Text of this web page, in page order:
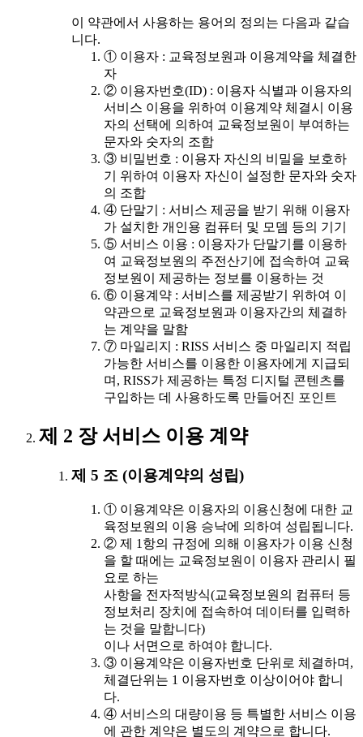
이 약관에서 사용하는 용어의 정의는 다음과 같습
니다.
① 이용자 : 교육정보원과 이용계약을 체결한
자
② 이용자번호(ID) : 이용자 식별과 이용자의
서비스 이용을 위하여 이용계약 체결시 이용
자의 선택에 의하여 교육정보원이 부여하는
문자와 숫자의 조합
③ 비밀번호 : 이용자 자신의 비밀을 보호하
기 위하여 이용자 자신이 설정한 문자와 숫자
의 조합
④ 단말기 : 서비스 제공을 받기 위해 이용자
가 설치한 개인용 컴퓨터 및 모뎀 등의 기기
⑤ 서비스 이용 : 이용자가 단말기를 이용하
여 교육정보원의 주전산기에 접속하여 교육
정보원이 제공하는 정보를 이용하는 것
⑥ 이용계약 : 서비스를 제공받기 위하여 이
약관으로 교육정보원과 이용자간의 체결하
는 계약을 말함
⑦ 마일리지 : RISS 서비스 중 마일리지 적립
가능한 서비스를 이용한 이용자에게 지급되
며, RISS가 제공하는 특정 디지털 콘텐츠를
구입하는 데 사용하도록 만들어진 포인트
제 2 장 서비스 이용 계약
제 5 조 (이용계약의 성립)
① 이용계약은 이용자의 이용신청에 대한 교
육정보원의 이용 승낙에 의하여 성립됩니다.
② 제 1항의 규정에 의해 이용자가 이용 신청
을 할 때에는 교육정보원이 이용자 관리시 필
요로 하는
사항을 전자적방식(교육정보원의 컴퓨터 등
정보처리 장치에 접속하여 데이터를 입력하
는 것을 말합니다)
이나 서면으로 하여야 합니다.
③ 이용계약은 이용자번호 단위로 체결하며,
체결단위는 1 이용자번호 이상이어야 합니
다.
④ 서비스의 대량이용 등 특별한 서비스 이용
에 관한 계약은 별도의 계약으로 합니다.